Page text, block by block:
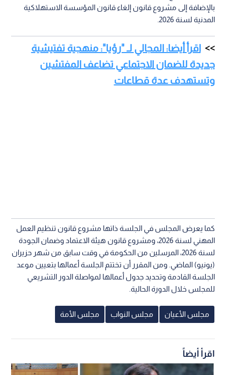
بالإضافة إلى مشروع قانون إلغاء قانون المؤسسة الاستهلاكية
المدنية لسنة 2026.
اقرأ أيضا: المجالي لـ "رؤيا": منهجية تفتيشية
جديدة للضمان الاجتماعي تضاعف المفتشين
وتستهدف عدة قطاعات
كما يعرض المجلس في الجلسة ذاتها مشروع قانون تنظيم العمل
المهني لسنة 2026، ومشروع قانون هيئة الاعتماد وضمان الجودة
لسنة 2026، المرسلين من الحكومة في وقت سابق من شهر حزيران
(يونيو) الماضي. ومن المقرر أن تختتم الجلسة أعمالها بتعيين موعد
الجلسة القادمة وتحديد جدول أعمالها لمواصلة الدور التشريعي
للمجلس خلال الدورة الحالية.
مجلس الأعيان مجلس النواب مجلس الأمة
اقرأ أيضاً